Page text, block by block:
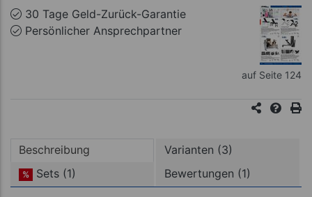
30 Tage Geld-Zurück-Garantie
Persönlicher Ansprechpartner
auf Seite 124
Beschreibung Varianten (3)
% Sets (1) Bewertungen (1)